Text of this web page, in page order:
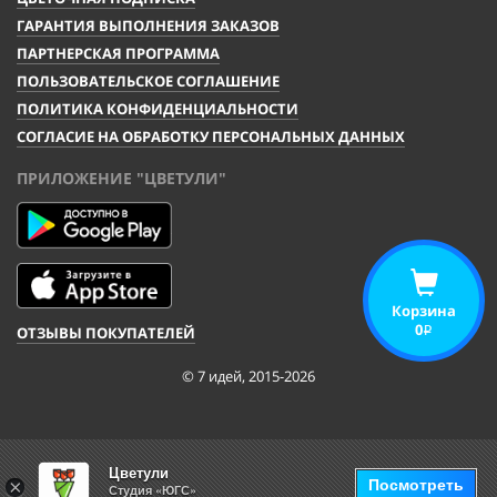
ГАРАНТИЯ ВЫПОЛНЕНИЯ ЗАКАЗОВ
ПАРТНЕРСКАЯ ПРОГРАММА
ПОЛЬЗОВАТЕЛЬСКОЕ СОГЛАШЕНИЕ
ПОЛИТИКА КОНФИДЕНЦИАЛЬНОСТИ
СОГЛАСИЕ НА ОБРАБОТКУ ПЕРСОНАЛЬНЫХ ДАННЫХ
ПРИЛОЖЕНИЕ "ЦВЕТУЛИ"
ОТЗЫВЫ ПОКУПАТЕЛЕЙ
© 7 идей, 2015-2026
Корзина
0i
×
Цветули
Студия «ЮГС»
Посмотреть